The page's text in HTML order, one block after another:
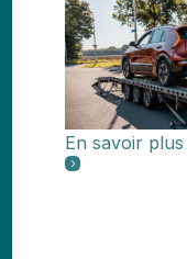
En savoir plus